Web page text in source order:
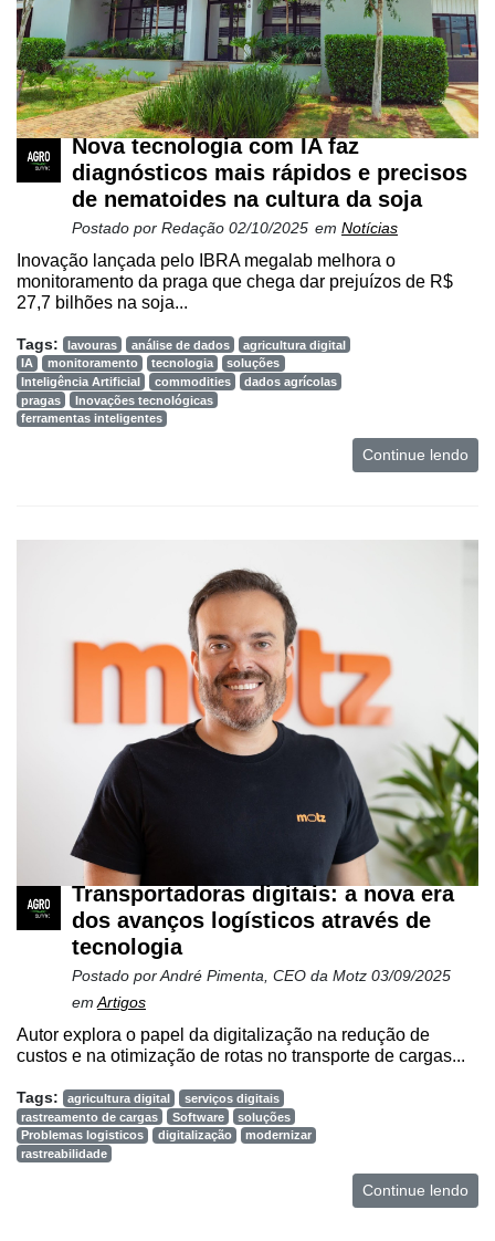
Nova tecnologia com IA faz
diagnósticos mais rápidos e precisos
de nematoides na cultura da soja
Postado por Redação 02/10/2025 em Notícias
Inovação lançada pelo IBRA megalab melhora o
monitoramento da praga que chega dar prejuízos de R$
27,7 bilhões na soja...
Tags: lavouras análise de dados
agricultura digital
IA
monitoramento tecnologia
soluções
Inteligência Artificial
commodities
dados agrícolas
pragas
Inovações tecnológicas
ferramentas inteligentes
Continue lendo
Transportadoras digitais: a nova era
dos avanços logísticos através de
tecnologia
Postado porAndré Pimenta, CEO da Motz 03/09/2025
em Artigos
Autor explora o papel da digitalização na redução de
custos e na otimização de rotas no transporte de cargas...
Tags: agricultura digital
serviços digitais
rastreamento de cargas
Software
soluções
Problemas logisticos
digitalização
modernizar
rastreabilidade
Continue lendo